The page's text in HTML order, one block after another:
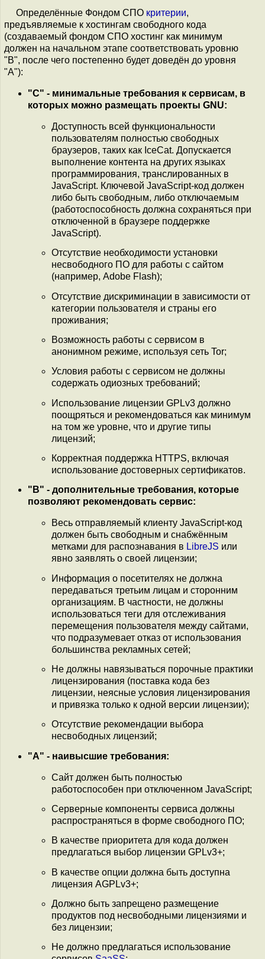
Определённые Фондом СПО критерии,
предъявляемые к хостингам свободного кода
(создаваемый фондом СПО хостинг как минимум
должен на начальном этапе соответствовать уровню
"B", после чего постепенно будет доведён до уровня
"A"):
"C" - минимальные требования к сервисам, в
которых можно размещать проекты GNU:
Доступность всей функциональности
пользователям полностью свободных
браузеров, таких как IceCat. Допускается
выполнение контента на других языках
программирования, транслированных в
JavaScript. Ключевой JavaScript-код должен
либо быть свободным, либо отключаемым
(работоспособность должна сохраняться при
отключенной в браузере поддержке
JavaScript).
Отсутствие необходимости установки
несвободного ПО для работы с сайтом
(например, Adobe Flash);
Отсутствие дискриминации в зависимости от
категории пользователя и страны его
проживания;
Возможность работы с сервисом в
анонимном режиме, используя сеть Tor;
Условия работы с сервисом не должны
содержать одиозных требований;
Использование лицензии GPLv3 должно
поощряться и рекомендоваться как минимум
на том же уровне, что и другие типы
лицензий;
Корректная поддержка HTTPS, включая
использование достоверных сертификатов.
"B" - дополнительные требования, которые
позволяют рекомендовать сервис:
Весь отправляемый клиенту JavaScript-код
должен быть свободным и снабжённым
метками для распознавания в LibreJS или
явно заявлять о своей лицензии;
Информация о посетителях не должна
передаваться третьим лицам и сторонним
организациям. В частности, не должны
использоваться теги для отслеживания
перемещения пользователя между сайтами,
что подразумевает отказ от использования
большинства рекламных сетей;
Не должны навязываться порочные практики
лицензирования (поставка кода без
лицензии, неясные условия лицензирования
и привязка только к одной версии лицензии);
Отсутствие рекомендации выбора
несвободных лицензий;
"А" - наивысшие требования:
Сайт должен быть полностью
работоспособен при отключенном JavaScript;
Серверные компоненты сервиса должны
распространяться в форме свободного ПО;
В качестве приоритета для кода должен
предлагаться выбор лицензии GPLv3+;
В качестве опции должна быть доступна
лицензия AGPLv3+;
Должно быть запрещено размещение
продуктов под несвободными лицензиями и
без лицензии;
Не должно предлагаться использование